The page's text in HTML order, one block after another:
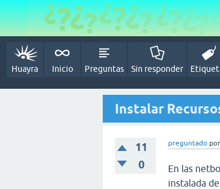
Huayra Inicio Preguntas Sin responder
Instalar
11
0
preguntado por
En las
instalada